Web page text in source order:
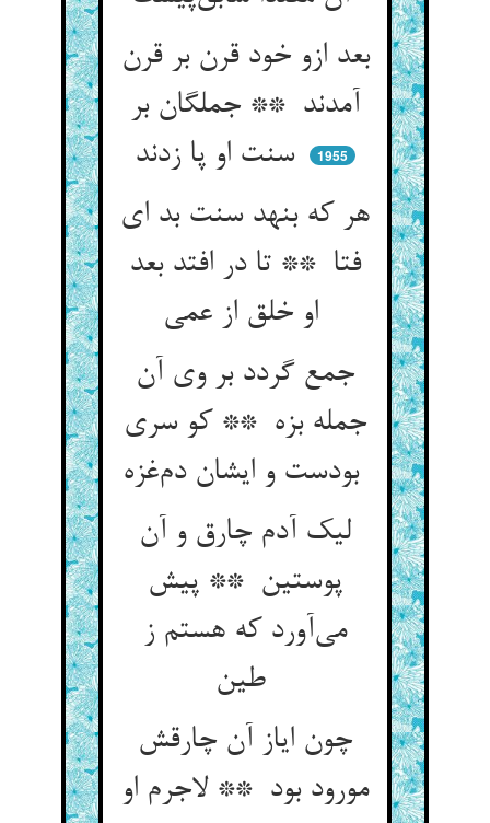
بعد ازو خود قرن بر قرن
آمدند ** جملگان بر
سنت او پا زدند
1955
هر که بنهد سنت بد ای
فتا ** تا در افتد بعد
جمع گردد بر وی آن
جمله بزه ** کو سری
بودست و ایشان دم‌غزه
لیک آدم چارق و آن
پوستین ** پیش
می‌آورد که هستم ز
چون ایاز آن چارقش
مورود بود ** لاجرم او